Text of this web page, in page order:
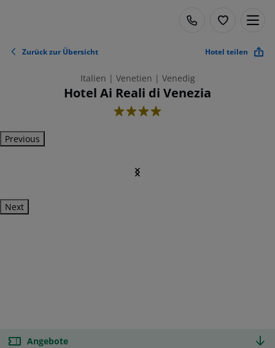
Zurück zur Übersicht Hotel teilen
Italien | Venetien | Venedig
Hotel Ai Reali di Venezia
4
Previous
Next
Angebote